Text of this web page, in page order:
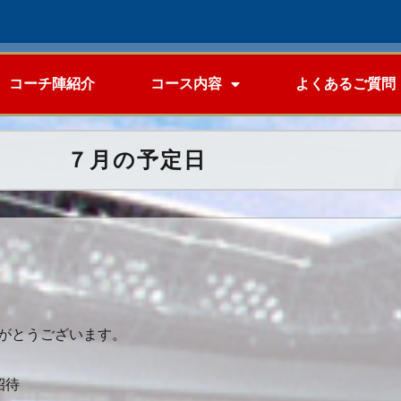
コーチ陣紹介 コース内容 よくあるご質問
７月の予定日
とうございます。
待